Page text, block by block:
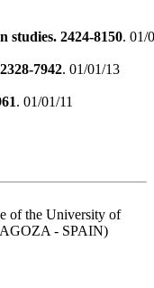
2424-8150. 01/
7942. 01/01/13
. 01/01/11
of the University of
- SPAIN)